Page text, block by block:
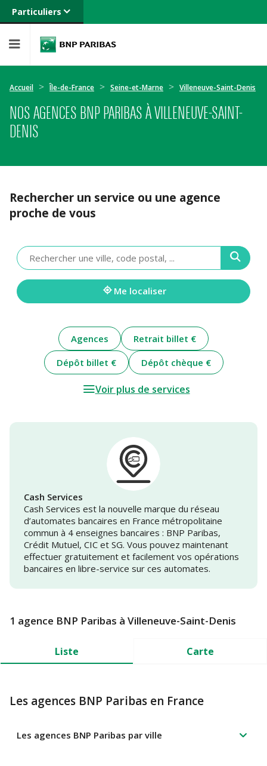
Particuliers
Banque privée
Entreprises
Accueil Île-de-France Seine-et-Marne Villeneuve-Saint-Denis
NOS AGENCES BNP PARIBAS À VILLENEUVE-SAINT-
DENIS
Rechercher un service ou une agence
proche de vous
Veuillez
renseigner
une
adresse
Me localiser
Agences
Retrait billet €
Dépôt billet €
Dépôt chèque €
Voir plus de services
Cash Services
Cash Services est la nouvelle marque du réseau
d’automates bancaires en France métropolitaine
commun à 4 enseignes bancaires : BNP Paribas,
Crédit Mutuel, CIC et SG. Vous pouvez maintenant
effectuer gratuitement et facilement vos opérations
bancaires en libre-service sur ces automates.
1 agence BNP Paribas à Villeneuve-Saint-Denis
Liste Carte
Les agences BNP Paribas en France
Les agences BNP Paribas par ville